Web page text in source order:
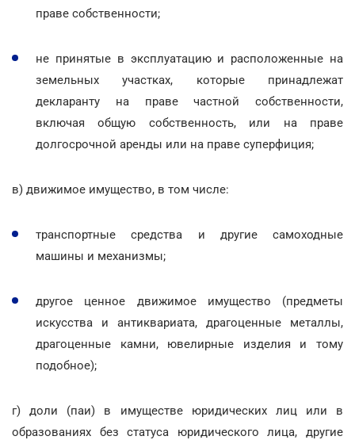
праве собственности;
не принятые в эксплуатацию и расположенные на
земельных участках, которые принадлежат
декларанту на праве частной собственности,
включая общую собственность, или на праве
долгосрочной аренды или на праве суперфиция;
в) движимое имущество, в том числе:
транспортные средства и другие самоходные
машины и механизмы;
другое ценное движимое имущество (предметы
искусства и антиквариата, драгоценные металлы,
драгоценные камни, ювелирные изделия и тому
подобное);
г) доли (паи) в имуществе юридических лиц или в
образованиях без статуса юридического лица, другие